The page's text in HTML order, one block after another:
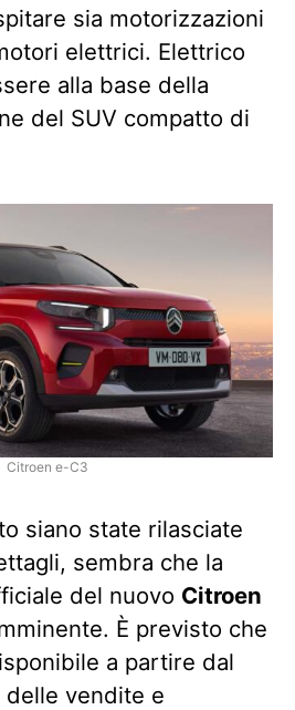
sia motorizzazioni
elettrici. Elettrico
alla base della
del SUV compatto di
Citroen e-C3
siano state rilasciate
sembra che la
del nuovo Citroen
È previsto che
a partire dal
delle vendite e